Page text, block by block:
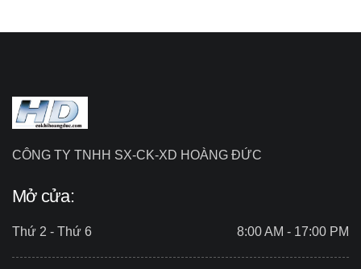
CÔNG TY TNHH SX-CK-XD HOÀNG ĐỨC
Mở cửa:
Thứ 2 - Thứ 6 8:00 AM - 17:00 PM